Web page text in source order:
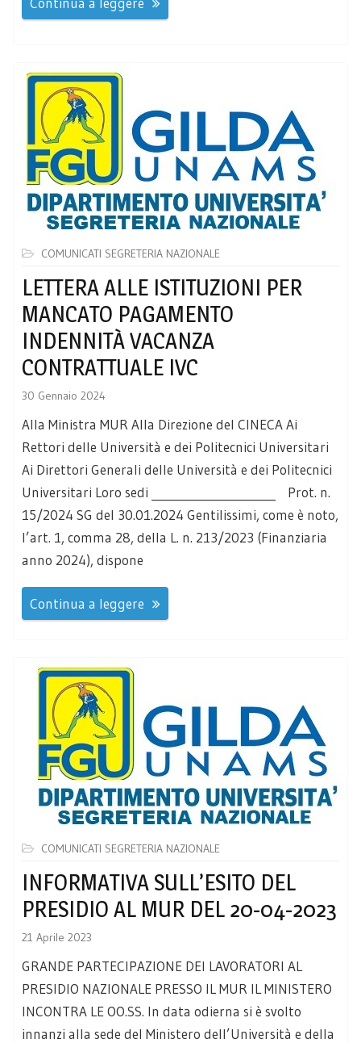
COMUNICATI SEGRETERIA NAZIONALE
LETTERA ALLE ISTITUZIONI PER
MANCATO PAGAMENTO
INDENNITÀ VACANZA
CONTRATTUALE IVC
30 Gennaio 2024
Alla Ministra MUR Alla Direzione del CINECA Ai
Rettori delle Università e dei Politecnici Universitari
Ai Direttori Generali delle Università e dei Politecnici
Universitari Loro sedi ______________________ Prot. n.
15/2024 SG del 30.01.2024 Gentilissimi, come è noto,
l’art. 1, comma 28, della L. n. 213/2023 (Finanziaria
anno 2024), dispone
Continua a leggere
COMUNICATI SEGRETERIA NAZIONALE
INFORMATIVA SULL’ESITO DEL
PRESIDIO AL MUR DEL 20-04-2023
21 Aprile 2023
GRANDE PARTECIPAZIONE DEI LAVORATORI AL
PRESIDIO NAZIONALE PRESSO IL MUR IL MINISTERO
INCONTRA LE OO.SS. In data odierna si è svolto
innanzi alla sede del Ministero dell’Università e della